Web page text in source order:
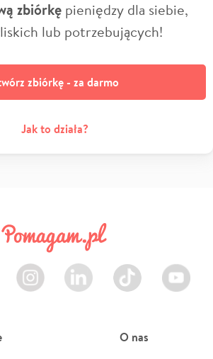
zbiórkę pieniędzy dla siebie,
lub potrzebujących!
zbiórkę - za darmo
Jak to działa?
Instagram LinkedIn TikTok Youtube
O nas